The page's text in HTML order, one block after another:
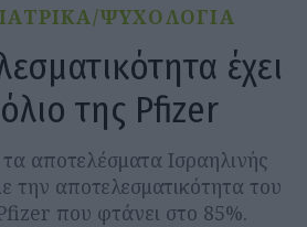
ΙΑΤΡΙΚΑ/ΨΥΧΟΛΟΓΙΑ
έχει
της Pfizer
αποτελέσματα Ισραηλινής
την αποτελεσματικότητα του
που φτάνει στο 85%.